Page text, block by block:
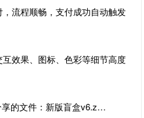
流程顺畅，支付成功自动触发
效果、图标、色彩等细节高度
的文件：新版盲盒v6.z…